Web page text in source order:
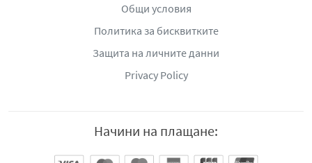
Общи условия
Политика за бисквитките
Защита на личните данни
Privacy Policy
Начини на плащане: